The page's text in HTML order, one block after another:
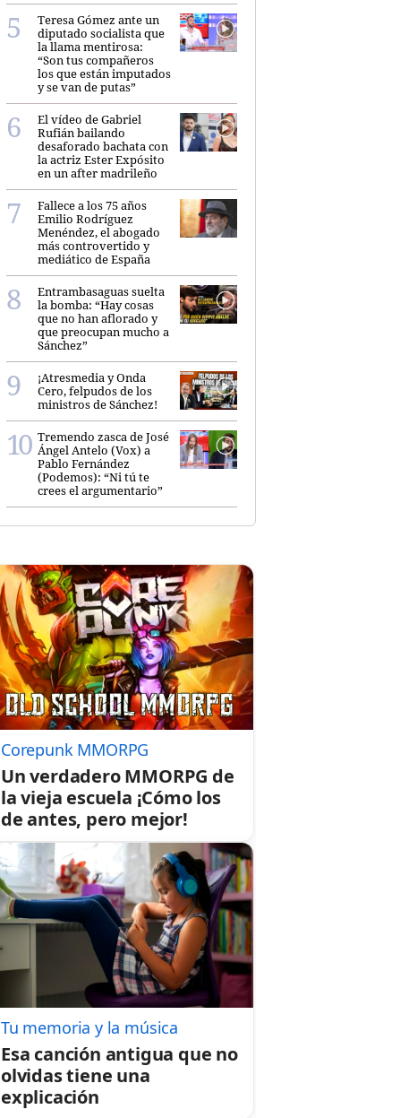
Teresa Gómez ante un
diputado socialista que
la llama mentirosa:
“Son tus compañeros
los que están imputados
y se van de putas”
El vídeo de Gabriel
Rufián bailando
desaforado bachata con
la actriz Ester Expósito
en un after madrileño
Fallece a los 75 años
Emilio Rodríguez
Menéndez, el abogado
más controvertido y
mediático de España
Entrambasaguas suelta
la bomba: “Hay cosas
que no han aflorado y
que preocupan mucho a
Sánchez”
¡Atresmedia y Onda
Cero, felpudos de los
ministros de Sánchez!
Tremendo zasca de José
Ángel Antelo (Vox) a
Pablo Fernández
(Podemos): “Ni tú te
crees el argumentario”
Corepunk MMORPG
Un verdadero MMORPG de
la vieja escuela ¡Cómo los
de antes, pero mejor!
Tu memoria y la música
Esa canción antigua que no
olvidas tiene una
explicación